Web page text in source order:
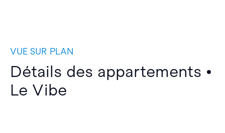
VUE SUR PLAN
Détails des appartements •
Le Vibe